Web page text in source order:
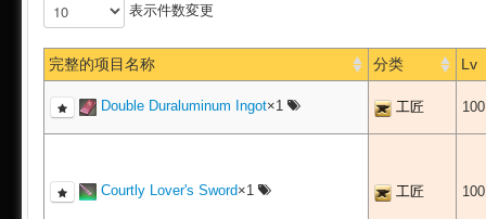
表示件数変更
完整的项目名称 分类 Lv
Double Duraluminum Ingot×1 工匠
Courtly Lover's Sword×1 工匠